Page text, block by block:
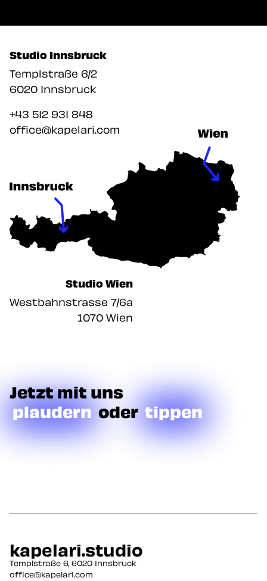
Unsere
Studio Innsbruck
Templstraße 6/2
6020 Innsbruck
+43 512 931 848
office@kapelari.com
Studio Wien
Westbahnstrasse 7/6a
1070 Wien
Jetzt mit uns
plaudern oder tippen
Zur Startseite
kapelari.studio
Templstraße 6, 6020 Innsbruck
office@kapelari.com